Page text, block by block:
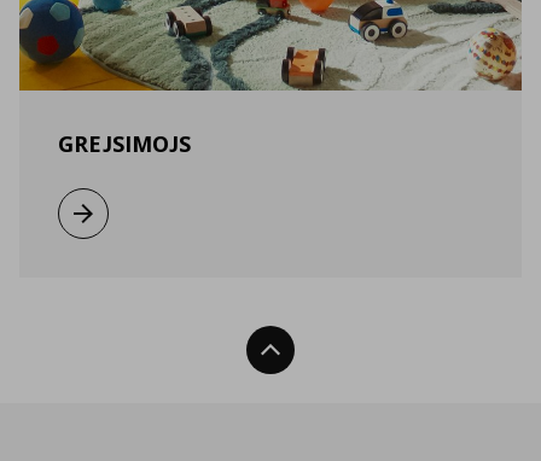
GREJSIMOJS
Виж повече
Нагоре